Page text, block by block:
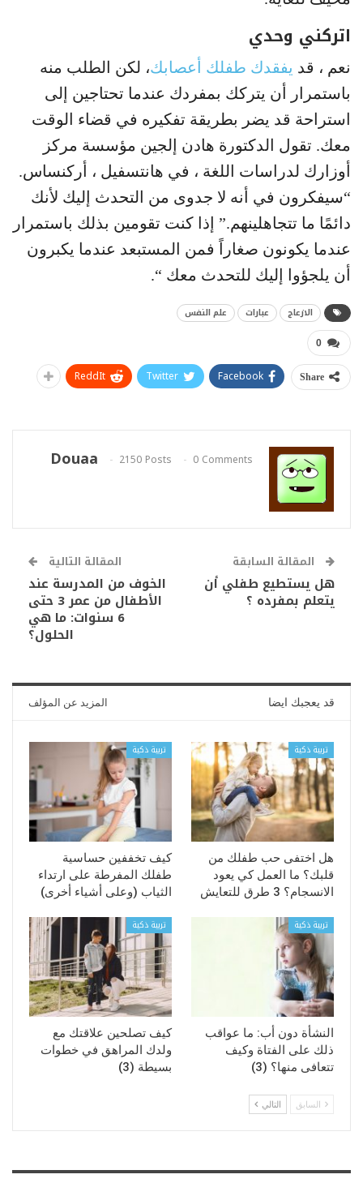
اتركني وحدي
نعم ، قد يفقدك طفلك أعصابك، لكن الطلب منه
باستمرار أن يتركك بمفردك عندما تحتاجين إلى
استراحة قد يضر بطريقة تفكيره في قضاء الوقت
معك. تقول الدكتورة هادن إلجين مؤسسة مركز
أوزارك لدراسات اللغة ، في هانتسفيل ، أركنساس.
“سيفكرون في أنه لا جدوى من التحدث إليك لأنك
دائمًا ما تتجاهلينهم.” إذا كنت تقومين بذلك باستمرار
عندما يكونون صغاراً فمن المستبعد عندما يكبرون
أن يلجؤوا إليك للتحدث معك “.
الازعاج عبارات علم النفس
0
Share
Facebook
Twitter
ReddIt
Douaa 2150 Posts 0 Comments
المقالة السابقة
هل يستطيع طفلي أن
يتعلم بمفرده ؟
المقالة التالية
الخوف من المدرسة عند
الأطفال من عمر 3 حتى
6 سنوات: ما هي
الحلول؟
قد يعجبك ايضا المزيد عن المؤلف
تربية ذكية
هل اختفى حب طفلك من
قلبك؟ ما العمل كي يعود
الانسجام؟ 3 طرق للتعايش
تربية ذكية
كيف تخففين حساسية
طفلك المفرطة على ارتداء
الثياب (وعلى أشياء أخرى)
تربية ذكية
النشأة دون أب: ما عواقب
ذلك على الفتاة وكيف
تتعافى منها؟ (3)
تربية ذكية
كيف تصلحين علاقتك مع
ولدك المراهق في خطوات
بسيطة (3)
السابق التالي